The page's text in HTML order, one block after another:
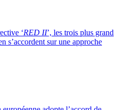
‘RED II’, les trois plus grand
s’accordent sur une approche